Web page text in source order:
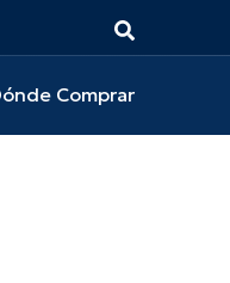
Comprar